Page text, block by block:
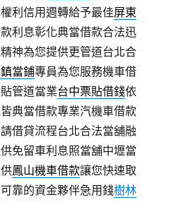
利信用週轉給予最佳屏東
利息彰化典當借款合法迅
神為您提供更管道台北合
當鋪專員為您服務機車借
管道當業台中票貼借錢依
典當借款專業汽機車借款
借貸流程台北合法當舖融
免留車利息照當舖中壢當
鳳山機車借款讓您快速取
靠的資金夥伴急用錢樹林